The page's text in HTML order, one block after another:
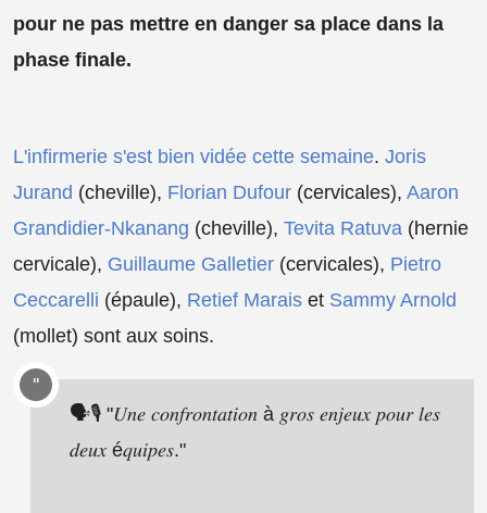
pour ne pas mettre en danger sa place dans la
phase finale.
L'infirmerie s'est bien vidée cette semaine. Joris
Jurand (cheville), Florian Dufour (cervicales), Aaron
Grandidier-Nkanang (cheville), Tevita Ratuva (hernie
cervicale), Guillaume Galletier (cervicales), Pietro
Ceccarelli (épaule), Retief Marais et Sammy Arnold
(mollet) sont aux soins.
🗣️🎙️ "𝑈𝑛𝑒 𝑐𝑜𝑛𝑓𝑟𝑜𝑛𝑡𝑎𝑡𝑖𝑜𝑛 à 𝑔𝑟𝑜𝑠 𝑒𝑛𝑗𝑒𝑢𝑥 𝑝𝑜𝑢𝑟 𝑙𝑒𝑠
𝑑𝑒𝑢𝑥 é𝑞𝑢𝑖𝑝𝑒𝑠."